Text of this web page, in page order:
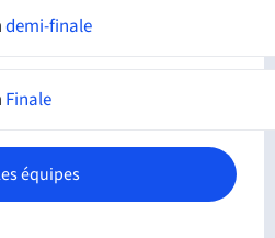
demi-finale
Finale
équipes